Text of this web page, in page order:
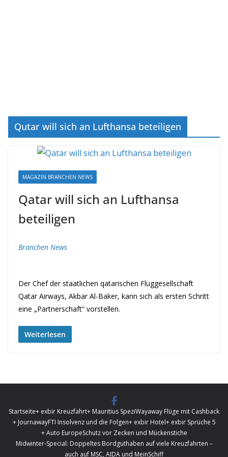
Qutar will sich an Lufthansa beteiligen
MAGAZIN BRANCHEN NEWS
Qatar will sich an Lufthansa
beteiligen
Branchen News
Der Chef der staatlichen qatarischen Fluggesellschaft
Qatar Airways, Akbar Al-Baker, kann sich als ersten Schritt
eine „Partnerschaft“ vorstellen.
Weiterlesen
Startseite+ exbir Kreuzfahrt+ Mauritius SpeziWayaway Flüge mit Cashback
+ JournawayFTI Insolvenz und die Folgen+ exbir Hotel+ exbir Sprüche 5
+ Auto EuropeSchutz vor Zecken und Mückenstiche
Midwinter-Special: Doppeltes Bordguthaben auf viele Kreuzfahrten –
auch auf MSC, AIDA und MeinSchiff